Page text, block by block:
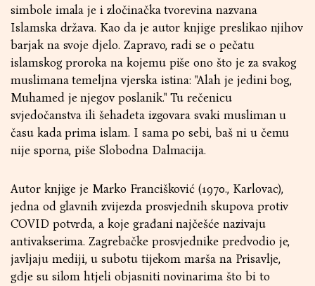
simbole imala je i zločinačka tvorevina nazvana
Islamska država. Kao da je autor knjige preslikao njihov
barjak na svoje djelo. Zapravo, radi se o pečatu
islamskog proroka na kojemu piše ono što je za svakog
muslimana temeljna vjerska istina: "Alah je jedini bog,
Muhamed je njegov poslanik." Tu rečenicu
svjedočanstva ili šehadeta izgovara svaki musliman u
času kada prima islam. I sama po sebi, baš ni u čemu
nije sporna, pišeSlobodna Dalmacija.
Autor knjige je Marko Francišković (1970., Karlovac),
jedna od glavnih zvijezda prosvjednih skupova protiv
COVID potvrda, a koje građani najčešće nazivaju
antivakserima. Zagrebačke prosvjednike predvodio je,
javljaju mediji, u subotu tijekom marša na Prisavlje,
gdje su silom htjeli objasniti novinarima što bi to